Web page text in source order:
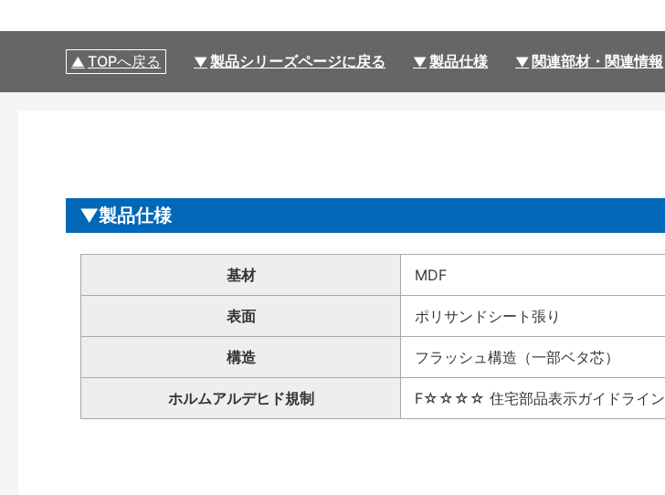
TOPへ戻る 製品シリーズページに戻る 製品仕様 関連部材・関連情報
製品仕様
基材 MDF
表面 ポリサンドシート張り
構造 フラッシュ構造（一部ベタ芯）
ホルムアルデヒド規制 F☆☆☆☆ 住宅部品表示ガイドライン